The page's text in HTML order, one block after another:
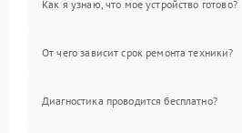
Как я узнаю, что мое устройство готово?
От чего зависит срок ремонта техники?
Диагностика проводится бесплатно?